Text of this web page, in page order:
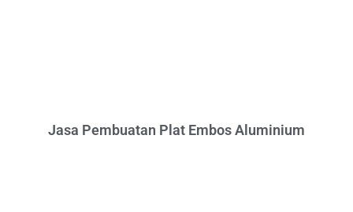
Jasa Pembuatan Plat Embos Aluminium